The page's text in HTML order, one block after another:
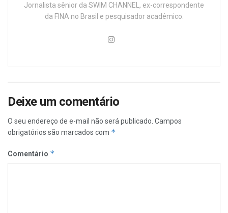
Jornalista sênior da SWIM CHANNEL, ex-correspondente
da FINA no Brasil e pesquisador acadêmico.
Deixe um comentário
O seu endereço de e-mail não será publicado. Campos
obrigatórios são marcados com *
Comentário *